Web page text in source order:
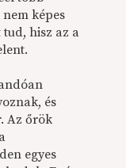
képes
tud, hisz az a
és
Az őrök
egyes